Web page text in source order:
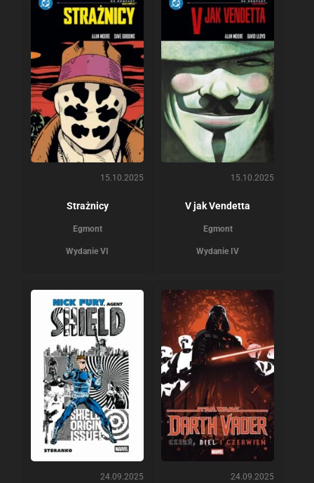
15.10.2025
Strażnicy
Egmont
Wydanie VI
15.10.2025
V jak Vendetta
Egmont
Wydanie IV
24.09.2025 24.09.2025